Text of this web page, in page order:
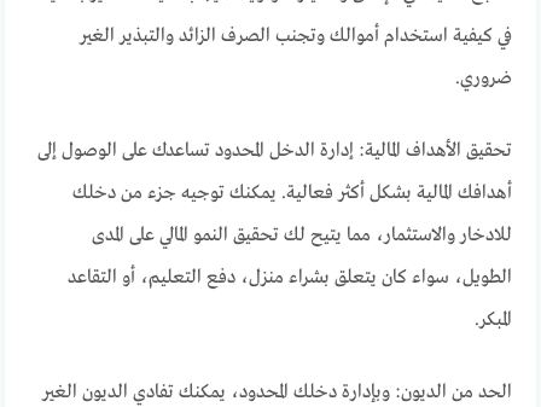
في كيفية استخدام أموالك وتجنب الصرف الزائد والتبذير الغير
ضروري.
تحقيق الأهداف المالية: إدارة الدخل المحدود تساعدك على الوصول إلى
أهدافك المالية بشكل أكثر فعالية. يمكنك توجيه جزء من دخلك
للادخار والاستثمار، مما يتيح لك تحقيق النمو المالي على المدى
الطويل، سواء كان يتعلق بشراء منزل، دفع التعليم، أو التقاعد
المبكر.
الحد من الديون: وبإدارة دخلك المحدود، يمكنك تفادي الديون الغير